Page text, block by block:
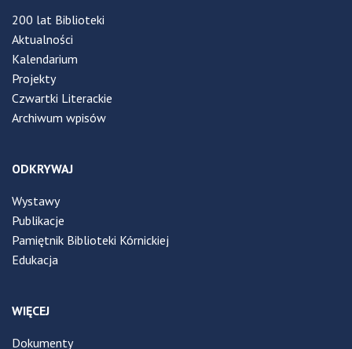
200 lat Biblioteki
Aktualności
Kalendarium
Projekty
Czwartki Literackie
Archiwum wpisów
ODKRYWAJ
Wystawy
Publikacje
Pamiętnik Biblioteki Kórnickiej
Edukacja
WIĘCEJ
Dokumenty